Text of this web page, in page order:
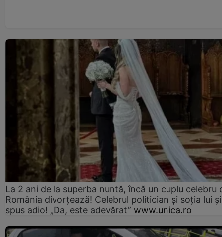
La 2 ani de la superba nuntă, încă un cuplu celebru
România divorțează! Celebrul politician și soția lui
spus adio! „Da, este adevărat” www.unica.ro